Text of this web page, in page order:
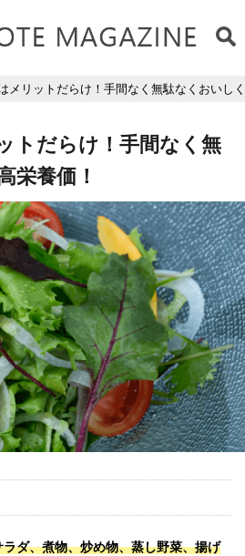
メリットだらけ！手間なく無駄なくおいし
トだらけ！手間なく無
栄養価！
ラダ、煮物、炒め物、蒸し野菜、揚げ